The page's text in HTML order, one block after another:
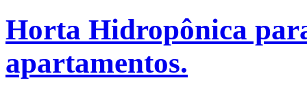
Horta Hidropônica
apartamentos.